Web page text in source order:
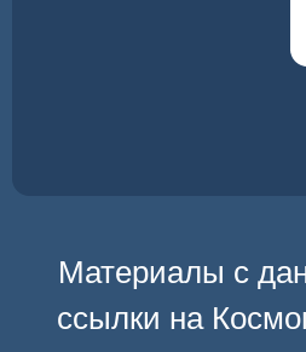
Материалы с
ссылки на